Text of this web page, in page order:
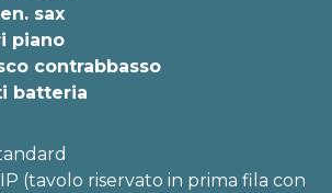
sax
piano
contrabbasso
batteria
(tavolo riservato in prima fila con